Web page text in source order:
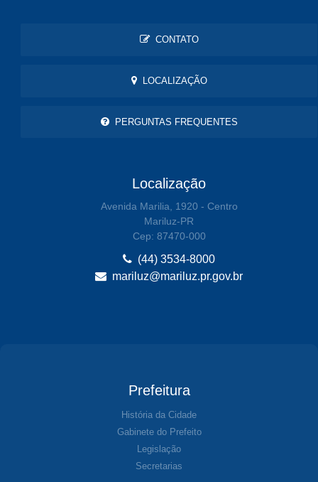
CONTATO
LOCALIZAÇÃO
PERGUNTAS FREQUENTES
Localização
Avenida Marilia, 1920 - Centro
Mariluz-PR
Cep: 87470-000
(44) 3534-8000
mariluz@mariluz.pr.gov.br
Prefeitura
História da Cidade
Gabinete do Prefeito
Legislação
Secretarias